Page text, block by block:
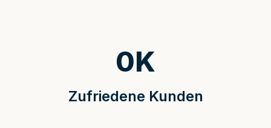
Zufriedene Kunden
0K